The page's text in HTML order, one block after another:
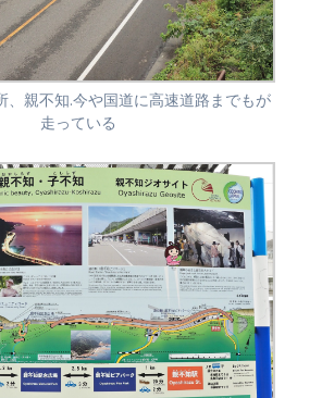
、親不知.今や国道に高速道路までもが
走っている